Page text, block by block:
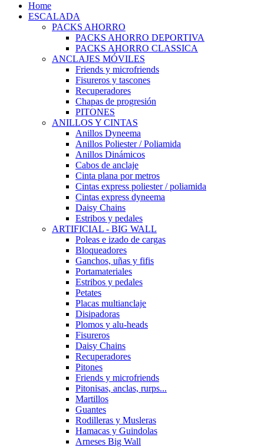
Home
ESCALADA
PACKS AHORRO
PACKS AHORRO DEPORTIVA
PACKS AHORRO CLASSICA
ANCLAJES MÓVILES
Friends y microfriends
Fisureros y tascones
Recuperadores
Chapas de progresión
PITONES
ANILLOS Y CINTAS
Anillos Dyneema
Anillos Poliester / Poliamida
Anillos Dinámicos
Cabos de anclaje
Cinta plana por metros
Cintas express poliester / poliamida
Cintas express dyneema
Daisy Chains
Estribos y pedales
ARTIFICIAL - BIG WALL
Poleas e izado de cargas
Bloqueadores
Ganchos, uñas y fifis
Portamateriales
Estribos y pedales
Petates
Placas multianclaje
Disipadoras
Plomos y alu-heads
Fisureros
Daisy Chains
Recuperadores
Pitones
Friends y microfriends
Pitonisas, anclas, rurps...
Martillos
Guantes
Rodilleras y Musleras
Hamacas y Guindolas
Arneses Big Wall